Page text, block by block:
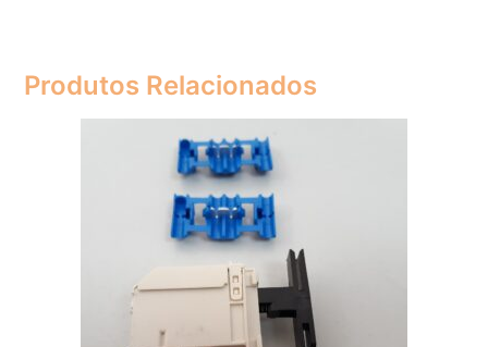
Produtos Relacionados